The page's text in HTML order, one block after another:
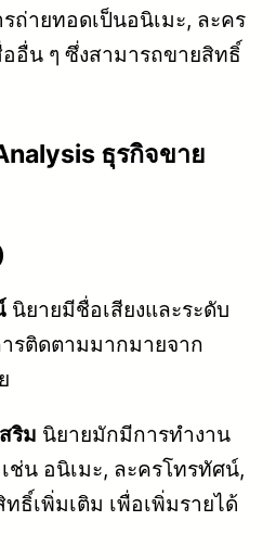
ถ่ายทอดเป็นอนิเมะ, ละคร
อื่น ๆ ซึ่งสามารถขายสิทธิ์
ธุรกิจขาย
นิยายมีชื่อเสียงและระดับ
รติดตามมากมายจาก
ริม นิยายมักมีการทำงาน
ช่น อนิเมะ, ละครโทรทัศน์,
ธิ์เพิ่มเติม เพื่อเพิ่มรายได้